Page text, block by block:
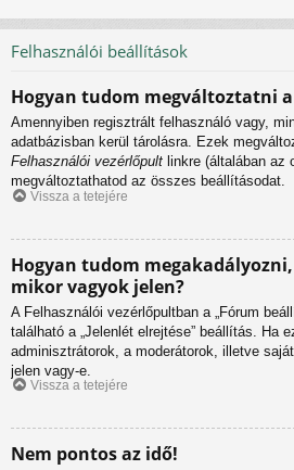
Felhasználói beállítások
Hogyan tudom megváltoztatni
Amennyiben regisztrált felhasználó vagy,
adatbázisban kerül tárolásra. Ezek
Felhasználói vezérlőpult linkre (általában az
megváltoztathatod az összes beállításodat.
Vissza a tetejére
Hogyan tudom
mikor vagyok jelen?
A Felhasználói vezérlőpultban a „Fórum
található a „Jelenlét elrejtése” beállítás. Ha
adminisztrátorok, a moderátorok, illetve
jelen vagy-e.
Vissza a tetejére
Nem pontos az idő!